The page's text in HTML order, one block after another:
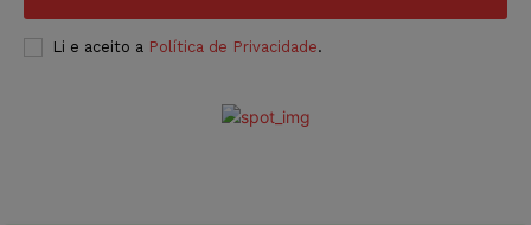
Li e aceito a Política de Privacidade.